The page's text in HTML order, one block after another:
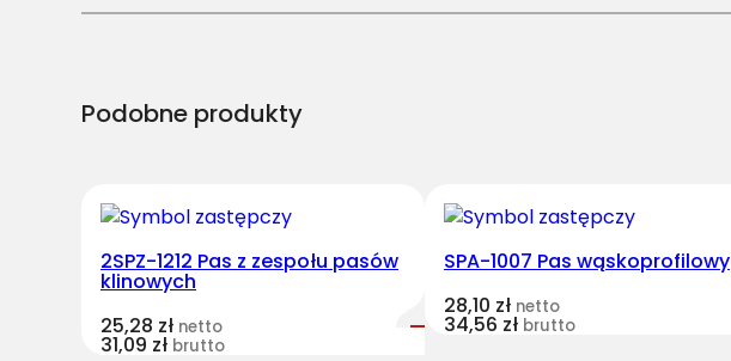
Podobne produkty
2SPZ-1212 Pas z zespołu pasów
klinowych
25,28 zł netto
31,09 zł brutto
SPA-1007 Pas wąskoprofilowy
28,10 zł netto
34,56 zł brutto